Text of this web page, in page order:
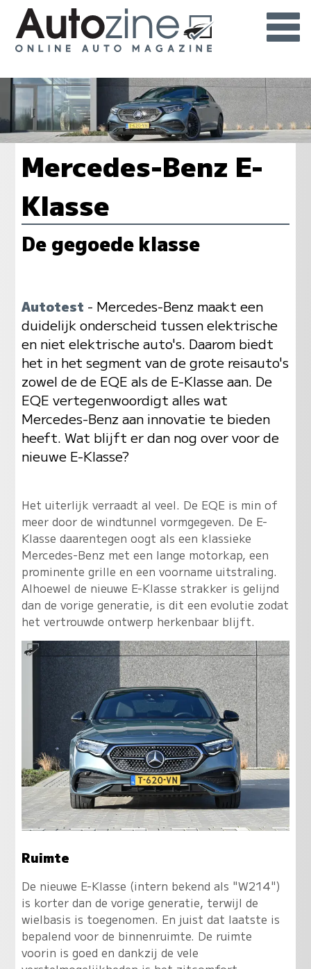
Mercedes-Benz E-
Klasse
De gegoede klasse
Autotest - Mercedes-Benz maakt een
duidelijk onderscheid tussen elektrische
en niet elektrische auto's. Daarom biedt
het in het segment van de grote reisauto's
zowel de de EQE als de E-Klasse aan. De
EQE vertegenwoordigt alles wat
Mercedes-Benz aan innovatie te bieden
heeft. Wat blijft er dan nog over voor de
nieuwe E-Klasse?
Het uiterlijk verraadt al veel. De EQE is min of
meer door de windtunnel vormgegeven. De E-
Klasse daarentegen oogt als een klassieke
Mercedes-Benz met een lange motorkap, een
prominente grille en een voorname uitstraling.
Alhoewel de nieuwe E-Klasse strakker is gelijnd
dan de vorige generatie, is dit een evolutie zodat
het vertrouwde ontwerp herkenbaar blijft.
Ruimte
De nieuwe E-Klasse (intern bekend als "W214")
is korter dan de vorige generatie, terwijl de
wielbasis is toegenomen. En juist dat laatste is
bepalend voor de binnenruimte. De ruimte
voorin is goed en dankzij de vele